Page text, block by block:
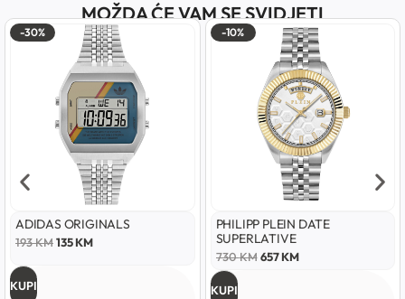
MOŽDA ĆE VAM SE SVIDJETI
-30%
ADIDAS ORIGINALS
193KM135KM
KUPI
-10%
PHILIPP PLEIN DATE
SUPERLATIVE
730KM 657KM
KUPI